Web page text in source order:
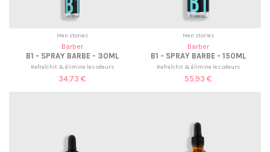
Men stories
Barber
B1 - SPRAY BARBE - 30ML
Rafraîchit & élimine les odeurs
34,73 €
Men stories
Barber
B1 - SPRAY BARBE - 150ML
Rafraîchit & élimine les odeurs
55,93 €